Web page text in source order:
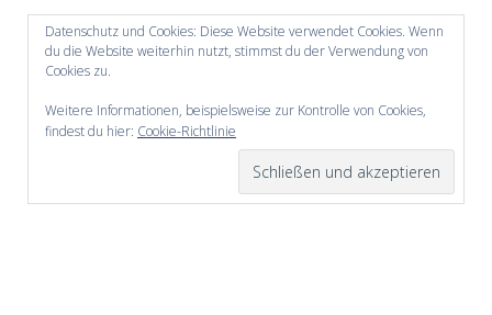
Datenschutz und Cookies: Diese Website verwendet Cookies. Wenn
du die Website weiterhin nutzt, stimmst du der Verwendung von
Cookies zu.
Weitere Informationen, beispielsweise zur Kontrolle von Cookies,
findest du hier: Cookie-Richtlinie